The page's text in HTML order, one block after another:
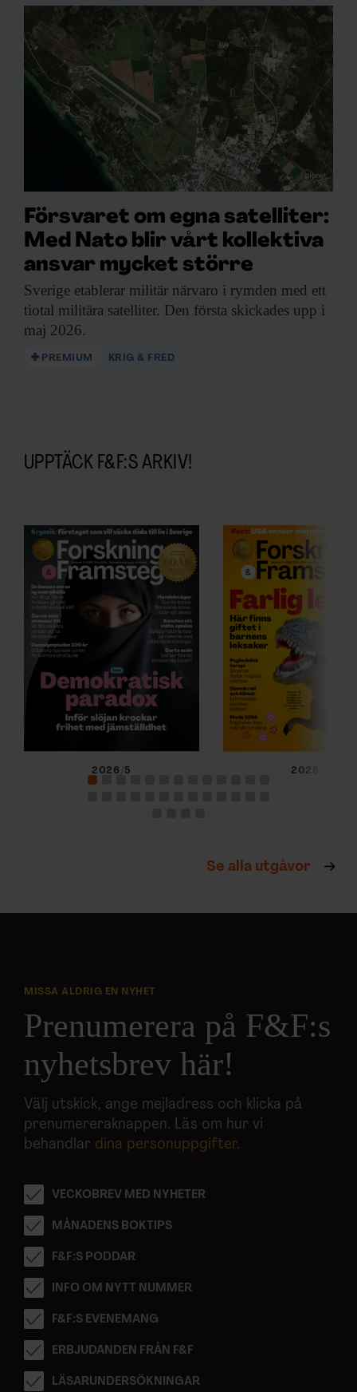
Försvaret om egna satelliter:
Med Nato blir vårt kollektiva
ansvar mycket större
Sverige etablerar militär närvaro i rymden med ett
tiotal militära satelliter. Den första skickades upp i
maj 2026.
PREMIUM KRIG & FRED
UPPTÄCK F&F:S ARKIV!
2026/5 2026/4
Se alla utgåvor
MISSA ALDRIG EN NYHET
Prenumerera på F&F:s
nyhetsbrev här!
Välj utskick, ange mejladress och klicka på
prenumereraknappen. Läs om hur vi
behandlar dina personuppgifter.
VECKOBREV MED NYHETER
MÅNADENS BOKTIPS
F&F:S PODDAR
INFO OM NYTT NUMMER
F&F:S EVENEMANG
ERBJUDANDEN FRÅN F&F
LÄSARUNDERSÖKNINGAR